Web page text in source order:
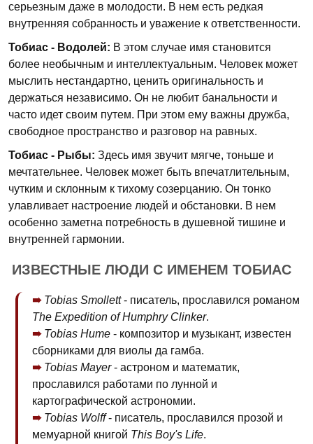
серьезным даже в молодости. В нем есть редкая
внутренняя собранность и уважение к ответственности.
Тобиас - Водолей: В этом случае имя становится
более необычным и интеллектуальным. Человек может
мыслить нестандартно, ценить оригинальность и
держаться независимо. Он не любит банальности и
часто идет своим путем. При этом ему важны дружба,
свободное пространство и разговор на равных.
Тобиас - Рыбы: Здесь имя звучит мягче, тоньше и
мечтательнее. Человек может быть впечатлительным,
чутким и склонным к тихому созерцанию. Он тонко
улавливает настроение людей и обстановки. В нем
особенно заметна потребность в душевной тишине и
внутренней гармонии.
ИЗВЕСТНЫЕ ЛЮДИ С ИМЕНЕМ ТОБИАС
Tobias Smollett- писатель, прославился романом
The Expedition of Humphry Clinker.
Tobias Hume - композитор и музыкант, известен
сборниками для виолы да гамба.
Tobias Mayer- астроном и математик,
прославился работами по лунной и
картографической астрономии.
Tobias Wolff- писатель, прославился прозой и
мемуарной книгой This Boy's Life.